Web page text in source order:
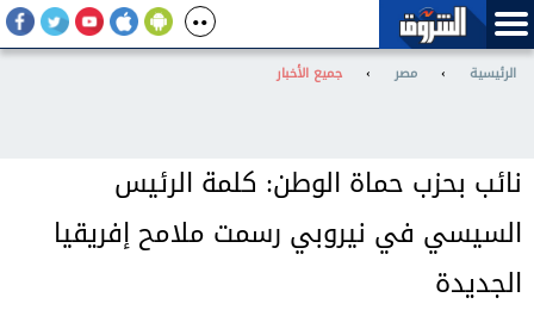
الرئيسية › مصر › جميع الأخبار
نائب بحزب حماة الوطن: كلمة الرئيس
السيسي في نيروبي رسمت ملامح إفريقيا
الجديدة